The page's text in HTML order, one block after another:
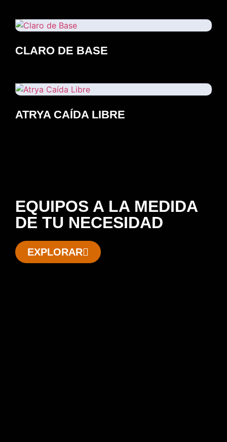
CLARO DE BASE
ATRYA CAÍDA LIBRE
EQUIPOS A LA MEDIDA
DE TU NECESIDAD
EXPLORAR